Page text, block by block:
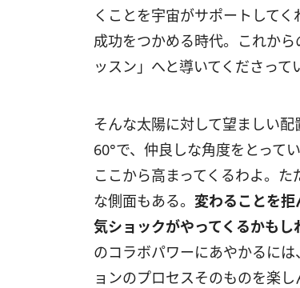
くことを宇宙がサポートして
成功をつかめる時代。これか
ッスン」へと導いてくださっ
そんな太陽に対して望ましい
60°で、仲良しな角度をとって
ここから高まってくるわよ。
な側面もある。 変わることを
気ショックがやってくるかも
のコラボパワーにあやかるに
ョンのプロセスそのものを楽